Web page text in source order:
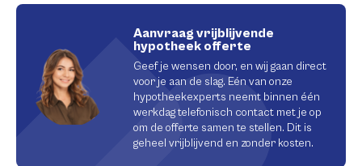
Aanvraag vrijblijvende
hypotheek offerte
Geef je wensen door, en wij gaan direct
voor je aan de slag. Eén van onze
hypotheekexperts neemt binnen één
werkdag telefonisch contact met je op
om de offerte samen te stellen. Dit is
geheel vrijblijvend en zonder kosten.